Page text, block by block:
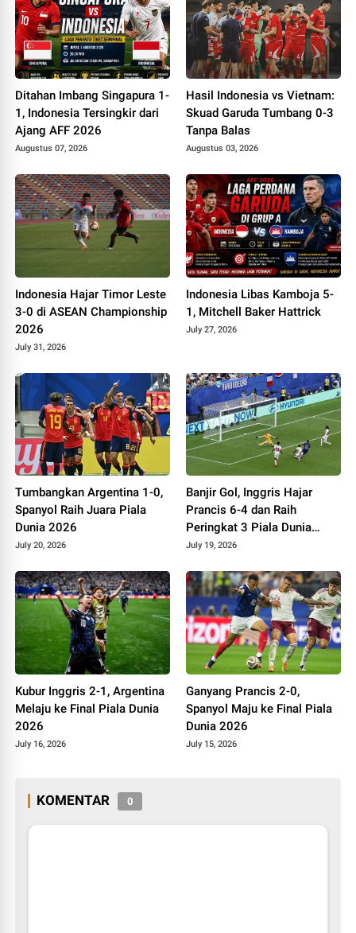
Ditahan Imbang Singapura 1-
1, Indonesia Tersingkir dari
Ajang AFF 2026
Augustus 07, 2026
Hasil Indonesia vs Vietnam:
Skuad Garuda Tumbang 0-3
Tanpa Balas
Augustus 03, 2026
Indonesia Hajar Timor Leste
3-0 di ASEAN Championship
2026
July 31, 2026
Indonesia Libas Kamboja 5-
1, Mitchell Baker Hattrick
July 27, 2026
Tumbangkan Argentina 1-0,
Spanyol Raih Juara Piala
Dunia 2026
July 20, 2026
Banjir Gol, Inggris Hajar
Prancis 6-4 dan Raih
Peringkat 3 Piala Dunia
2026
July 19, 2026
Kubur Inggris 2-1, Argentina
Melaju ke Final Piala Dunia
2026
July 16, 2026
Ganyang Prancis 2-0,
Spanyol Maju ke Final Piala
Dunia 2026
July 15, 2026
KOMENTAR 0